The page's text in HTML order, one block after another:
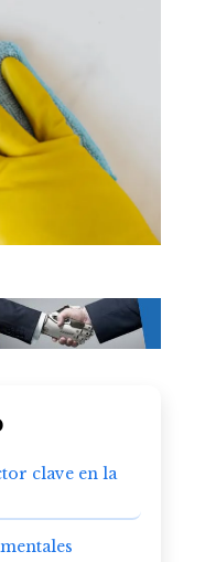
clave en la